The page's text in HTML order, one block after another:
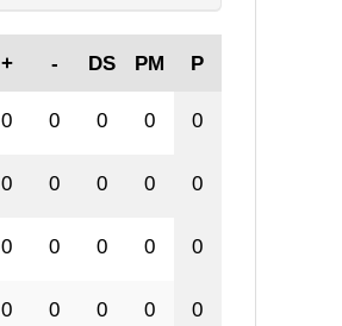
+ - DS PM P
0 0 0 0 0
0 0 0 0 0
0 0 0 0 0
0 0 0 0 0